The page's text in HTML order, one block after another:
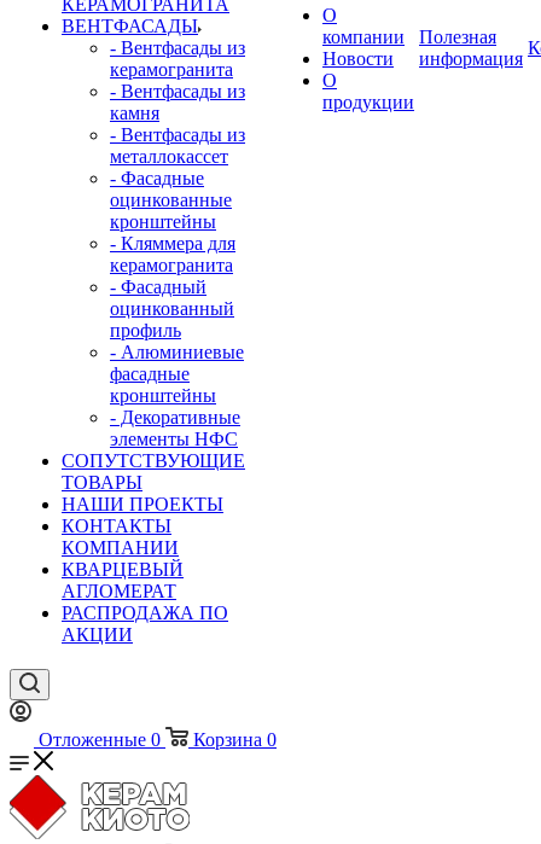
КЕРАМОГРАНИТА
ВЕНТФАСАДЫ
- Вентфасады из
керамогранита
- Вентфасады из
камня
- Вентфасады из
металлокассет
- Фасадные
оцинкованные
кронштейны
- Кляммера для
керамогранита
- Фасадный
оцинкованный
профиль
- Алюминиевые
фасадные
кронштейны
- Декоративные
элементы НФС
СОПУТСТВУЮЩИЕ
ТОВАРЫ
НАШИ ПРОЕКТЫ
КОНТАКТЫ
КОМПАНИИ
КВАРЦЕВЫЙ
АГЛОМЕРАТ
РАСПРОДАЖА ПО
АКЦИИ
О
компании
Новости
О
продукции
Полезная
информация
Отложенные 0 Корзина 0